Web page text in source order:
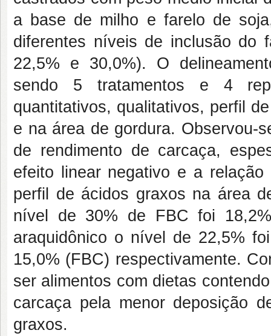
a base de milho e farelo de
diferentes níveis de inclusão do
22,5% e 30,0%). O
sendo 5 tratamentos e 4
quantitativos, qualitativos, perfil
e na área de gordura. Observou-
de rendimento de carcaça,
efeito linear negativo e a
perfil de ácidos graxos na área
nível de 30% de FBC foi
araquidônico o nível de 22,5%
15,0% (FBC) respectivamente.
ser alimentos com dietas
carcaça pela menor deposição
graxos.